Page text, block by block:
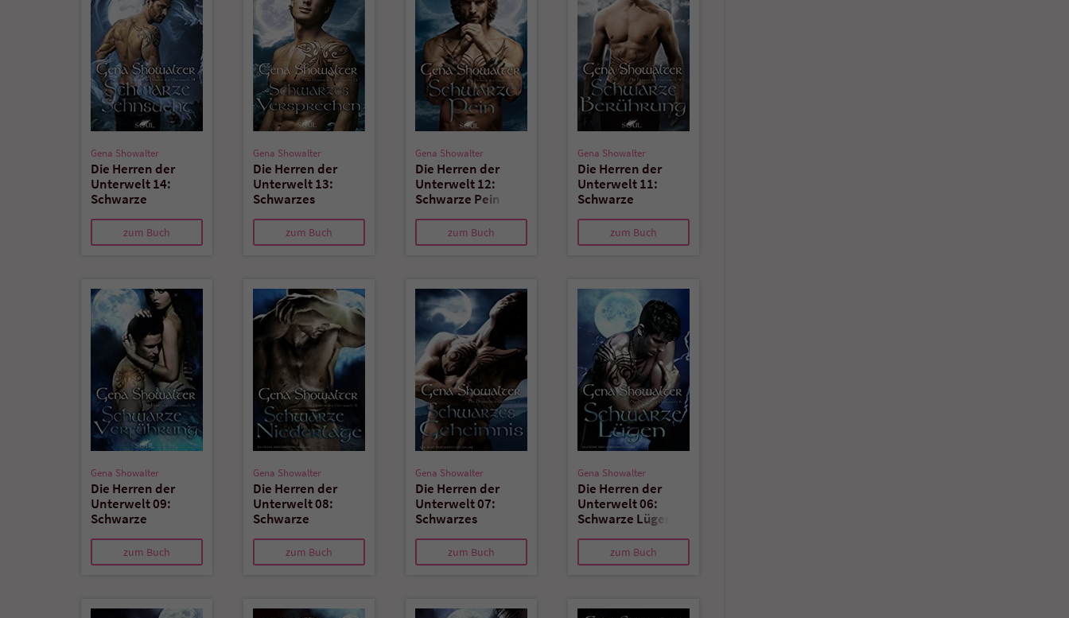
Gena Showalter
Die Herren der
Unterwelt 14:
Schwarze
zum Buch
Gena Showalter
Die Herren der
Unterwelt 13:
Schwarzes
zum Buch
Gena Showalter
Die Herren der
Unterwelt 12:
Schwarze Pein
zum Buch
Gena Showalter
Die Herren der
Unterwelt 11:
Schwarze
zum Buch
Gena Showalter
Die Herren der
Unterwelt 09:
Schwarze
zum Buch
Gena Showalter
Die Herren der
Unterwelt 08:
Schwarze
zum Buch
Gena Showalter
Die Herren der
Unterwelt 07:
Schwarzes
zum Buch
Gena Showalter
Die Herren der
Unterwelt 06:
Schwarze Lügen
zum Buch
überprüfen.